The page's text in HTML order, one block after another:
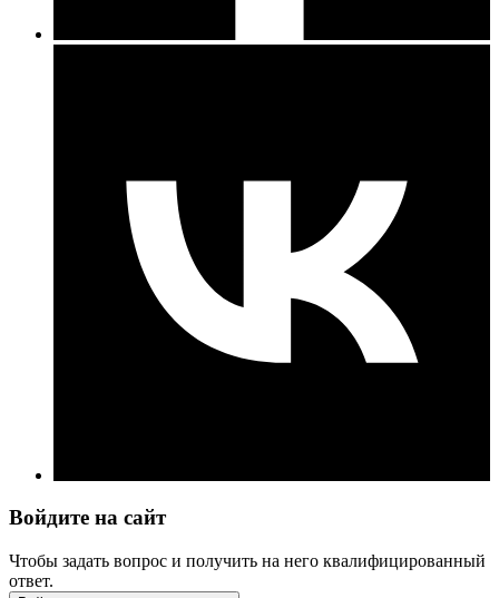
Войдите на сайт
Чтобы задать вопрос и получить на него квалифицированный
ответ.